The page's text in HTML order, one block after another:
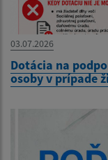
03.07.2026
Dotácia na
osoby v prípade